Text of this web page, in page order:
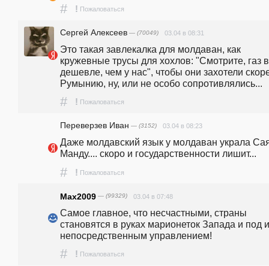
# ! Пожаловаться
Сергей Алексеев — (70049) 03.04 в 08:31
Это такая завлекалка для молдаван, как
кружевные трусы для хохлов: "Смотрите, газ
дешевле, чем у нас", чтобы они захотели
Румынию, ну, или не особо сопротивлялись...
# ! Пожаловаться
Переверзев Иван — (3152) 03.04 в 08:23
Даже молдавский язык у молдаван украла
Манду.... скоро и государственности лишит...
# ! Пожаловаться
Max2009 — (99329) 03.04 в 07:48
Самое главное, что несчастными, страны
становятся в руках марионеток Запада и под
непосредственным управлением!
# ! Пожаловаться